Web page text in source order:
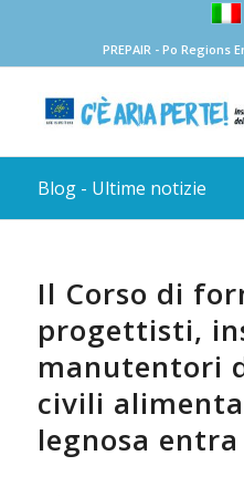
PREPAIR - Po Regions
Blog - Ultime notizie
Il Corso di
progettisti,
manutentori
civili
legnosa